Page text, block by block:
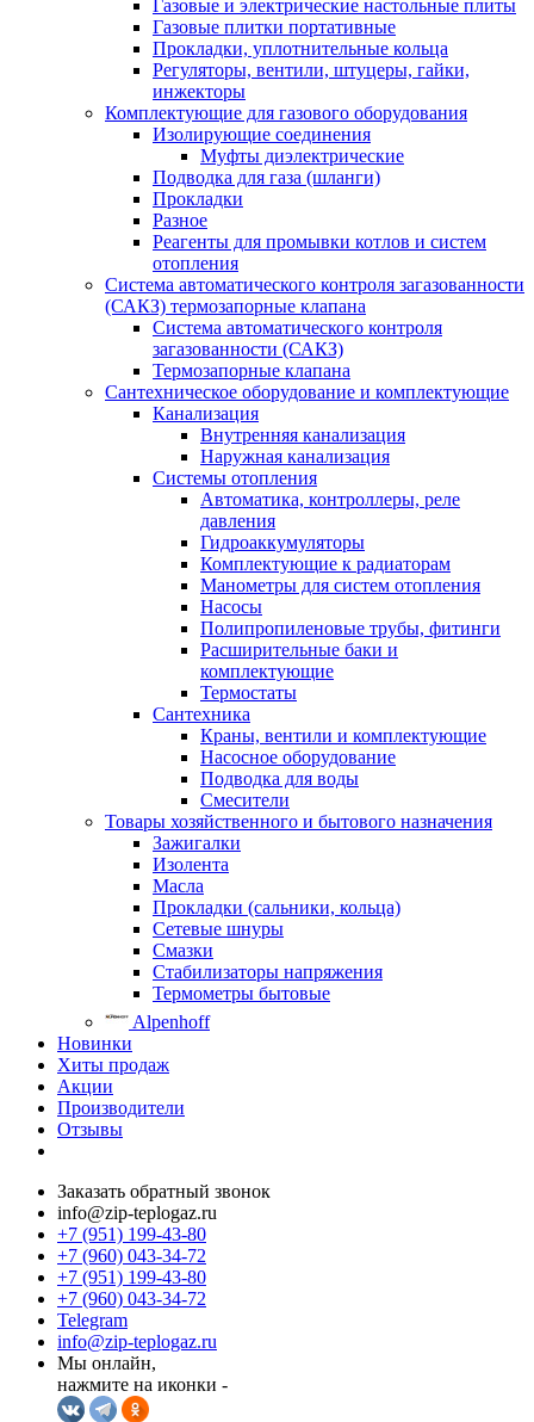
Газовые и электрические настольные плиты
Газовые плитки портативные
Прокладки, уплотнительные кольца
Регуляторы, вентили, штуцеры, гайки,
инжекторы
Комплектующие для газового оборудования
Изолирующие соединения
Муфты диэлектрические
Подводка для газа (шланги)
Прокладки
Разное
Реагенты для промывки котлов и систем
отопления
Система автоматического контроля загазованности
(САКЗ) термозапорные клапана
Система автоматического контроля
загазованности (САКЗ)
Термозапорные клапана
Сантехническое оборудование и комплектующие
Канализация
Внутренняя канализация
Наружная канализация
Системы отопления
Автоматика, контроллеры, реле
давления
Гидроаккумуляторы
Комплектующие к радиаторам
Манометры для систем отопления
Насосы
Полипропиленовые трубы, фитинги
Расширительные баки и
комплектующие
Термостаты
Сантехника
Краны, вентили и комплектующие
Насосное оборудование
Подводка для воды
Смесители
Товары хозяйственного и бытового назначения
Зажигалки
Изолента
Масла
Прокладки (сальники, кольца)
Сетевые шнуры
Смазки
Стабилизаторы напряжения
Термометры бытовые
Alpenhoff
Новинки
Хиты продаж
Акции
Производители
Отзывы
Заказать обратный звонок
info@zip-teplogaz.ru
+7 (951) 199-43-80
+7 (960) 043-34-72
+7 (951) 199-43-80
+7 (960) 043-34-72
Telegram
info@zip-teplogaz.ru
Мы онлайн,
нажмите на иконки -